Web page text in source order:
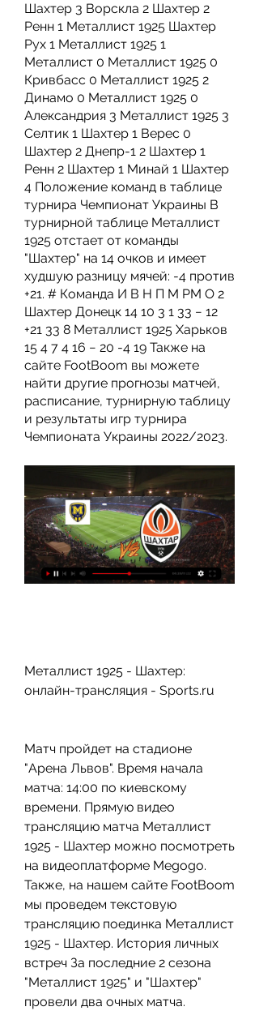
Шахтер 3 Ворскла 2 Шахтер 2
Ренн 1 Металлист 1925 Шахтер
Рух 1 Металлист 1925 1
Металлист 0 Металлист 1925 0
Кривбасс 0 Металлист 1925 2
Динамо 0 Металлист 1925 0
Александрия 3 Металлист 1925 3
Селтик 1 Шахтер 1 Верес 0
Шахтер 2 Днепр-1 2 Шахтер 1
Ренн 2 Шахтер 1 Минай 1 Шахтер
4 Положение команд в таблице
турнира Чемпионат Украины В
турнирной таблице Металлист
1925 отстает от команды
"Шахтер" на 14 очков и имеет
худшую разницу мячей: -4 против
+21. # Команда И В Н П М РМ О 2
Шахтер Донецк 14 10 3 1 33 − 12
+21 33 8 Металлист 1925 Харьков
15 4 7 4 16 − 20 -4 19 Также на
сайте FootBoom вы можете
найти другие прогнозы матчей,
расписание, турнирную таблицу
и результаты игр турнира
Чемпионата Украины 2022/2023.
Металлист 1925 - Шахтер:
онлайн-трансляция - Sports.ru
Матч пройдет на стадионе
"Арена Львов". Время начала
матча: 14:00 по киевскому
времени. Прямую видео
трансляцию матча Металлист
1925 - Шахтер можно посмотреть
на видеоплатформе Megogo.
Также, на нашем сайте FootBoom
мы проведем текстовую
трансляцию поединка Металлист
1925 - Шахтер. История личных
встреч За последние 2 сезона
"Металлист 1925" и "Шахтер"
провели два очных матча.